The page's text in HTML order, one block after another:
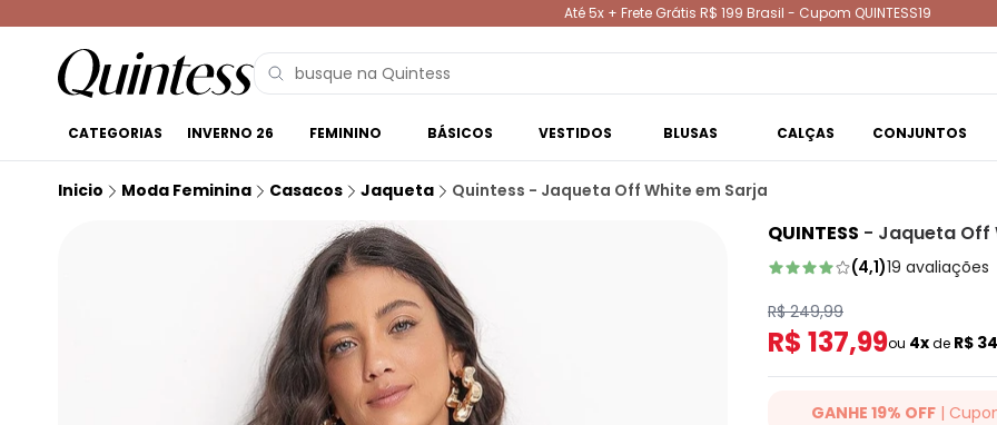
Até 5x + Frete Grátis R$ 199 Brasil - Cupom QUINTESS19
CATEGORIAS INVERNO 26 FEMININO BÁSICOS VESTIDOS BLUSAS CALÇAS CONJUNTOS
Inicio Moda Feminina Casacos Jaqueta Quintess - Jaqueta Off White em Sarja
QUINTESS - Jaqueta Off
(4,1)19 avaliações
R$ 249,99
R$ 137,99ou 4xde R$
GANHE 19% OFF |